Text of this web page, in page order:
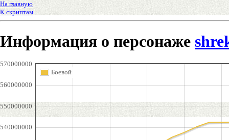
На главную
К скриптам
Информация о персонаже
540000000
550000000
560000000
570000000
Боевой